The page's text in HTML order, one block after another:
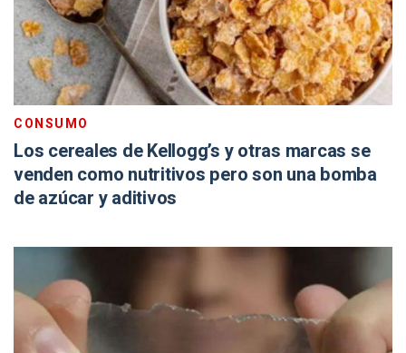
CONSUMO
Los cereales de Kellogg’s y otras marcas se
venden como nutritivos pero son una bomba
de azúcar y aditivos